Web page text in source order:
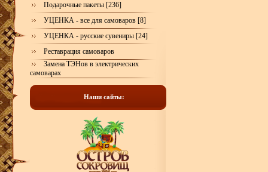
Подарочные пакеты [236]
УЦЕНКА - все для самоваров [8]
УЦЕНКА - русские сувениры [24]
Реставрация самоваров
Замена ТЭНов в электрических
самоварах
Наши сайты: